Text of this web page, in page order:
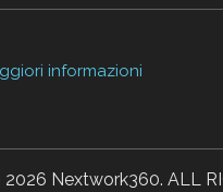
informazioni
Nextwork360. ALL